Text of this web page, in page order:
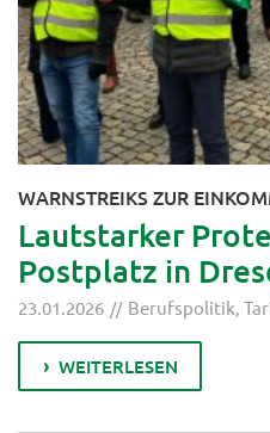
WARNSTREIKS ZUR
Lautstarker
Postplatz in
23.01.2026 Berufspolitik
WEITERLESEN